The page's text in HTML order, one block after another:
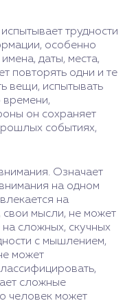
трудности
особенно
даты, места,
повторять одни и те
вещи, испытывать
он сохраняет
событиях,
Означает
на одном
на
свои мысли, не может
сложных, скучных
с мышлением,
может
сложные
человек может